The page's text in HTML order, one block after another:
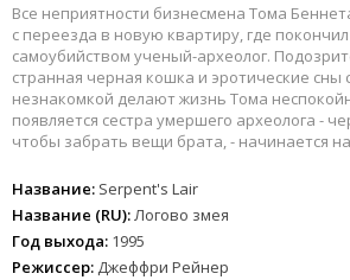
Все неприятности бизнесмена Тома
с переезда в новую квартиру, где
самоубийством ученый-археолог.
странная черная кошка и эротические сны
незнакомкой делают жизнь Тома
появляется сестра умершего археолога -
чтобы забрать вещи брата, - начинается
Название: Serpent's Lair
Название (RU): Логово змея
Год выхода: 1995
Режиссер: Джеффри Рейнер